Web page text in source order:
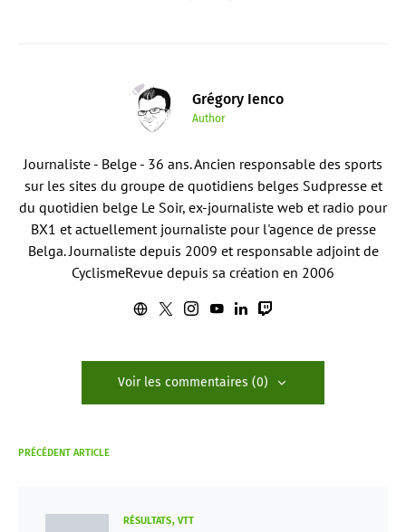
Grégory Ienco
Author
Journaliste - Belge - 36 ans. Ancien responsable des sports
sur les sites du groupe de quotidiens belges Sudpresse et
du quotidien belge Le Soir, ex-journaliste web et radio pour
BX1 et actuellement journaliste pour l'agence de presse
Belga. Journaliste depuis 2009 et responsable adjoint de
CyclismeRevue depuis sa création en 2006
Voir les commentaires (0)
PRÉCÉDENT ARTICLE
RÉSULTATS VTT